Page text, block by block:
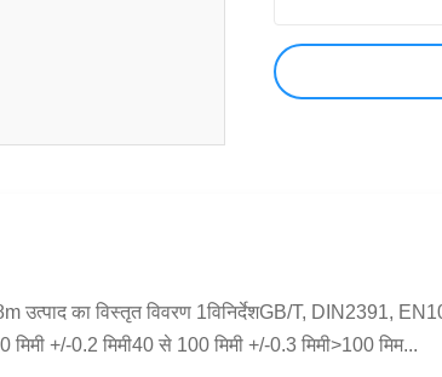
का विस्तृत विवरण 1विनिर्देशGB/T, DIN2391,
+/-0.2 मिमी40 से 100 मिमी +/-0.3 मिमी>100 मिम...